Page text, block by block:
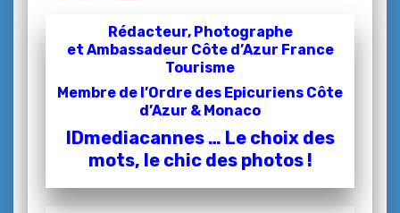
Rédacteur, Photographe
et Ambassadeur Côte d’Azur France
Tourisme
Membre de l’Ordre des Epicuriens Côte
d’Azur & Monaco
IDmediacannes … Le choix des
mots, le chic des photos !